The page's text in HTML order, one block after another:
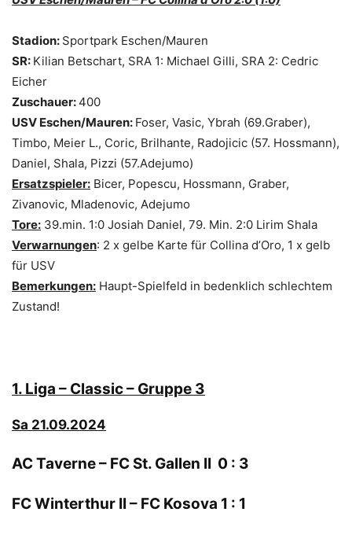
Stadion: Sportpark Eschen/Mauren
SR: Kilian Betschart, SRA 1: Michael Gilli, SRA 2: Cedric
Eicher
Zuschauer:400
USV Eschen/Mauren: Foser, Vasic, Ybrah (69.Graber),
Timbo, Meier L., Coric, Brilhante, Radojicic (57. Hossmann),
Daniel, Shala, Pizzi (57.Adejumo)
Ersatzspieler: Bicer, Popescu, Hossmann, Graber,
Zivanovic, Mladenovic, Adejumo
Tore: 39.min. 1:0 Josiah Daniel, 79. Min. 2:0 Lirim Shala
Verwarnungen: 2 x gelbe Karte für Collina d’Oro, 1 x gelb
für USV
Bemerkungen: Haupt-Spielfeld in bedenklich schlechtem
Zustand!
1. Liga – Classic – Gruppe 3
Sa 21.09.2024
AC Taverne – FC St. Gallen II 0 : 3
FC Winterthur II – FC Kosova 1 : 1